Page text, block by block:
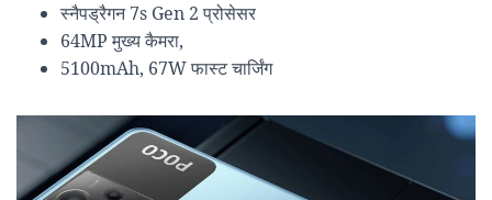
स्नैपड्रैगन 7s Gen 2 प्रोसेसर
64MP मुख्य कैमरा,
5100mAh, 67W फास्ट चार्जिंग